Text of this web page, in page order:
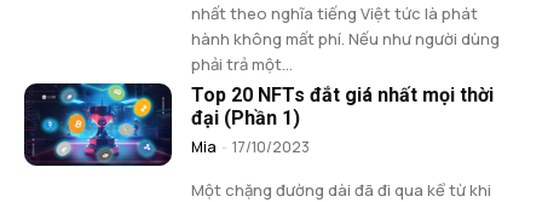
nhất theo nghĩa tiếng Việt tức là phát
hành không mất phí. Nếu như người dùng
phải trả một...
Top 20 NFTs đắt giá nhất mọi thời
đại (Phần 1)
Mia - 17/10/2023
Một chặng đường dài đã đi qua kể từ khi